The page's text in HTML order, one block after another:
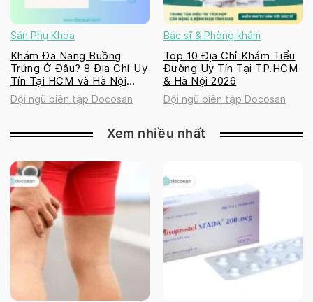
Sản Phụ Khoa
Khám Đa Nang Buồng
Trứng Ở Đâu? 8 Địa Chỉ Uy
Tín Tại HCM và Hà Nội
2026
Đội ngũ biên tập Docosan
Bác sĩ & Phòng khám
Top 10 Địa Chỉ Khám Tiểu
Đường Uy Tín Tại TP.HCM
& Hà Nội 2026
Đội ngũ biên tập Docosan
Xem nhiều nhất